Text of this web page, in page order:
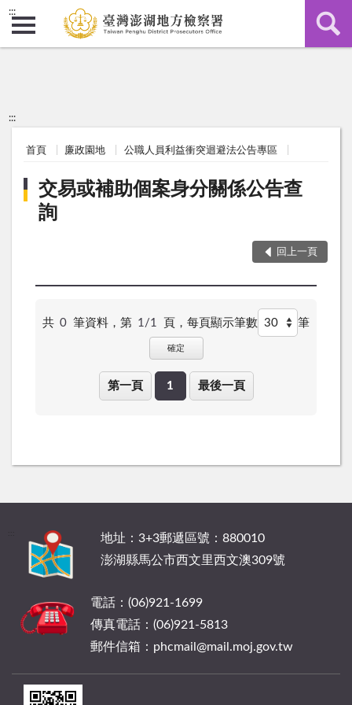
:::
:::
首頁 廉政園地 公職人員利益衝突迴避法公告專區
交易或補助個案身分關係公告查
詢
回上一頁
共 0 筆資料，第 1/1 頁， 每頁顯示筆數 筆
確定
第一頁 1 最後一頁
地址：3+3郵遞區號：880010
澎湖縣馬公市西文里西文澳309號
電話：(06)921-1699
傳真電話：(06)921-5813
郵件信箱：phcmail@mail.moj.gov.tw